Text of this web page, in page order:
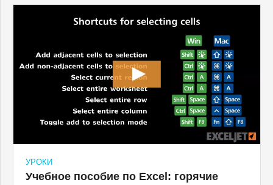
УРОКИ
Учебное пособие по Excel: горячие